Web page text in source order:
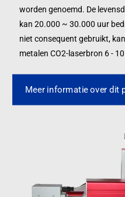
worden genoemd. De
kan 20.000 ~ 30.000 uur
niet consequent gebruikt,
metalen CO2-laserbron 6 -
Meer informatie over dit